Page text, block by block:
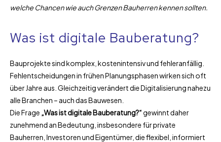
welche Chancen wie auch Grenzen Bauherren kennen sollten.
Was ist digitale Bauberatung?
Bauprojekte sind komplex, kostenintensiv und fehleranfällig.
Fehlentscheidungen in frühen Planungsphasen wirken sich oft
über Jahre aus. Gleichzeitig verändert die Digitalisierung nahezu
alle Branchen – auch das Bauwesen.
Die Frage „Was ist digitale Bauberatung?“gewinnt daher
zunehmend an Bedeutung, insbesondere für private
Bauherren, Investoren und Eigentümer, die flexibel, informiert